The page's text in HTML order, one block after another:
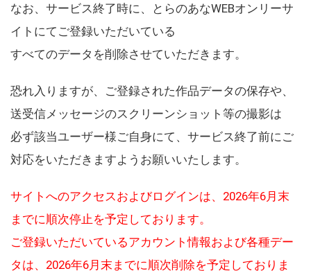
なお、サービス終了時に、とらのあなWEBオンリーサ
イトにてご登録いただいている
すべてのデータを削除させていただきます。
恐れ入りますが、ご登録された作品データの保存や、
送受信メッセージのスクリーンショット等の撮影は
必ず該当ユーザー様ご自身にて、サービス終了前にご
対応をいただきますようお願いいたします。
サイトへのアクセスおよびログインは、2026年6月末
までに順次停止を予定しております。
ご登録いただいているアカウント情報および各種デー
タは、2026年6月末までに順次削除を予定しておりま